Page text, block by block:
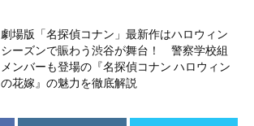
劇場版「名探偵コナン」最新作はハロウィン
シーズンで賑わう渋谷が舞台！ 警察学校組
メンバーも登場の『名探偵コナン ハロウィン
の花嫁』の魅力を徹底解説